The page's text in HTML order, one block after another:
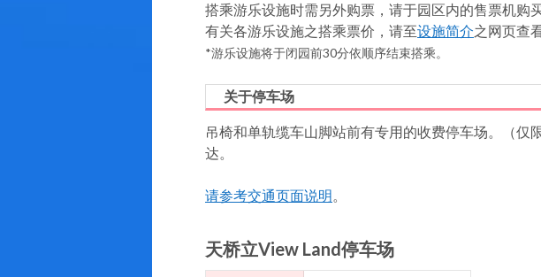
搭乘游乐设施时需另外购票，请于园区内的售票机购买
有关各游乐设施之搭乘票价，请至设施简介之网页查看
*游乐设施将于闭园前30分依顺序结束搭乘。
关于停车场
吊椅和单轨缆车山脚站前有专用的收费停车场。（
达。
请参考交通页面说明。
天桥立View Land停车场